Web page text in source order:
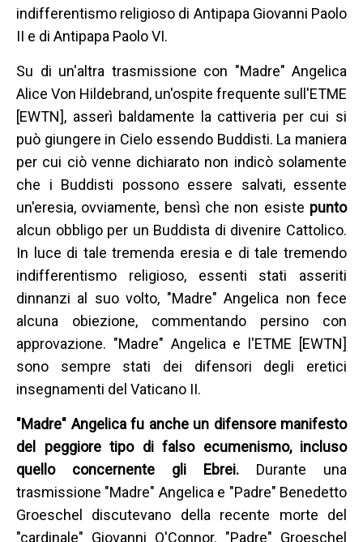
indifferentismo religioso di Antipapa Giovanni Paolo
II e di Antipapa Paolo VI.
Su di un'altra trasmissione con "Madre" Angelica
Alice Von Hildebrand, un'ospite frequente sull'ETME
[EWTN], asserì baldamente la cattiveria per cui si
può giungere in Cielo essendo Buddisti. La maniera
per cui ciò venne dichiarato non indicò solamente
che i Buddisti possono essere salvati, essente
un'eresia, ovviamente, bensì che non esiste punto
alcun obbligo per un Buddista di divenire Cattolico.
In luce di tale tremenda eresia e di tale tremendo
indifferentismo religioso, essenti stati asseriti
dinnanzi al suo volto, "Madre" Angelica non fece
alcuna obiezione, commentando persino con
approvazione. "Madre" Angelica e l'ETME [EWTN]
sono sempre stati dei difensori degli eretici
insegnamenti del Vaticano II.
"Madre" Angelica fu anche un difensore manifesto
del peggiore tipo di falso ecumenismo, incluso
quello concernente gli Ebrei. Durante una
trasmissione "Madre" Angelica e "Padre" Benedetto
Groeschel discutevano della recente morte del
"cardinale" Giovanni O'Connor. "Padre" Groeschel